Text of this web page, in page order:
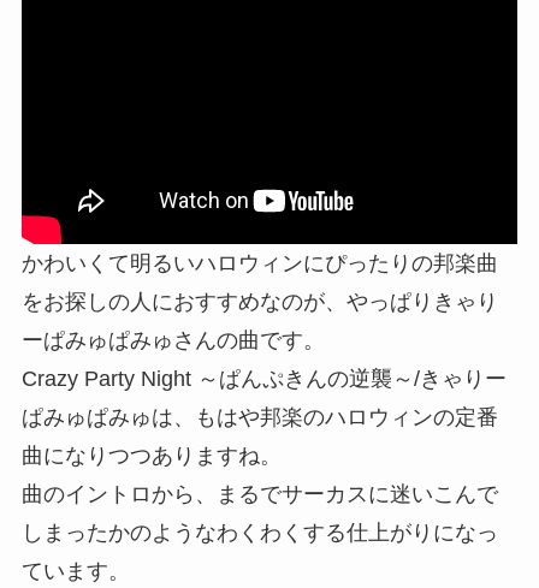
かわいくて明るいハロウィンにぴったりの邦楽曲
をお探しの人におすすめなのが、やっぱりきゃり
ーぱみゅぱみゅさんの曲です。
Crazy Party Night ～ぱんぷきんの逆襲～/きゃりー
ぱみゅぱみゅは、もはや邦楽のハロウィンの定番
曲になりつつありますね。
曲のイントロから、まるでサーカスに迷いこんで
しまったかのようなわくわくする仕上がりになっ
ています。